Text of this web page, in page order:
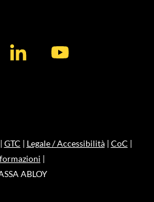
GTC | Legale / Accessibilità| CoC |
|
ABLOY